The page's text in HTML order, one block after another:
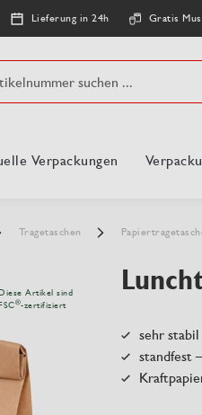
Lieferung in 24h Gratis
Verpackungen
Tragetaschen
Artikel sind
®-zertifiziert
sehr stabil
standfest